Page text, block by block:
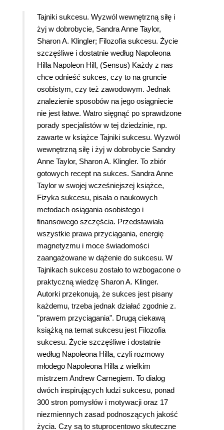
Tajniki sukcesu. Wyzwól wewnętrzną siłę i
żyj w dobrobycie, Sandra Anne Taylor,
Sharon A. Klingler; Filozofia sukcesu. Życie
szczęśliwe i dostatnie według Napoleona
Hilla Napoleon Hill, (Sensus) Każdy z nas
chce odnieść sukces, czy to na gruncie
osobistym, czy też zawodowym. Jednak
znalezienie sposobów na jego osiągniecie
nie jest łatwe. Watro sięgnąć po sprawdzone
porady specjalistów w tej dziedzinie, np.
zawarte w książce Tajniki sukcesu. Wyzwól
wewnętrzną siłę i żyj w dobrobycie Sandry
Anne Taylor, Sharon A. Klingler. To zbiór
gotowych recept na sukces. Sandra Anne
Taylor w swojej wcześniejszej książce,
Fizyka sukcesu, pisała o naukowych
metodach osiągania osobistego i
finansowego szczęścia. Przedstawiała
wszystkie prawa przyciągania, energię
magnetyzmu i moce świadomości
zaangażowane w dążenie do sukcesu. W
Tajnikach sukcesu zostało to wzbogacone o
praktyczną wiedzę Sharon A. Klinger.
Autorki przekonują, że sukces jest pisany
każdemu, trzeba jednak działać zgodnie z.
"prawem przyciągania". Drugą ciekawą
książką na temat sukcesu jest Filozofia
sukcesu. Życie szczęśliwe i dostatnie
według Napoleona Hilla, czyli rozmowy
młodego Napoleona Hilla z wielkim
mistrzem Andrew Carnegiem. To dialog
dwóch inspirujących ludzi sukcesu, ponad
300 stron pomysłów i motywacji oraz 17
niezmiennych zasad podnoszących jakość
życia. Czy są to stuprocentowo skuteczne